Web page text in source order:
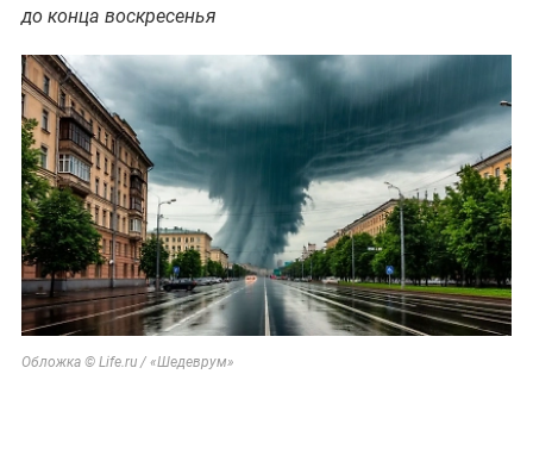
до конца воскресенья
Обложка © Life.ru / «Шедеврум»